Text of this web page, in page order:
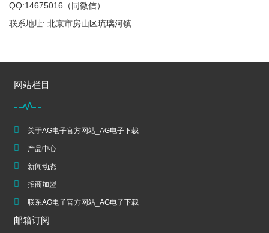
QQ:14675016（同微信）
联系地址: 北京市房山区琉璃河镇
网站栏目
关于AG电子官方网站_AG电子下载
产品中心
新闻动态
招商加盟
联系AG电子官方网站_AG电子下载
邮箱订阅